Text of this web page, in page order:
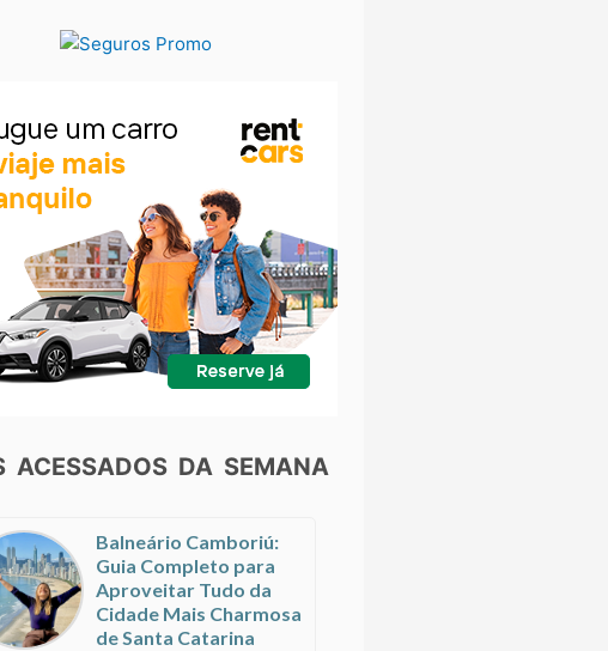
ACESSADOS DA SEMANA
Balneário Camboriú:
Guia Completo para
Aproveitar Tudo da
Cidade Mais Charmosa
de Santa Catarina